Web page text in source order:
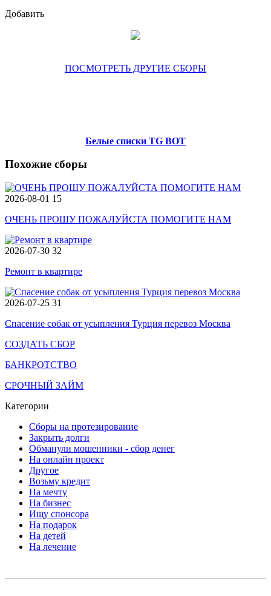
Добавить
ПОСМОТРЕТЬ ДРУГИЕ СБОРЫ
Белые списки TG BOT
Похожие сборы
2026-08-01 15
ОЧЕНЬ ПРОШУ ПОЖАЛУЙСТА ПОМОГИТЕ НАМ
2026-07-30 32
Ремонт в квартире
2026-07-25 31
Спасение собак от усыпления Турция перевоз Москва
СОЗДАТЬ СБОР
БАНКРОТСТВО
СРОЧНЫЙ ЗАЙМ
Категории
Сборы на протезирование
Закрыть долги
Обманули мошенники - сбор денег
На онлайн проект
Другое
Возьму кредит
На мечту
На бизнес
Ищу спонсора
На подарок
На детей
На лечение